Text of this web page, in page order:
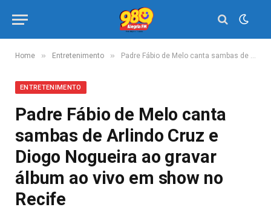
Home » Entretenimento » Padre Fábio de Melo canta sambas de Arlindo Cruz e Diogo Nogueira ao gravar álbum ao vivo em show no Recife
ENTRETENIMENTO
Padre Fábio de Melo canta
sambas de Arlindo Cruz e
Diogo Nogueira ao gravar
álbum ao vivo em show no
Recife